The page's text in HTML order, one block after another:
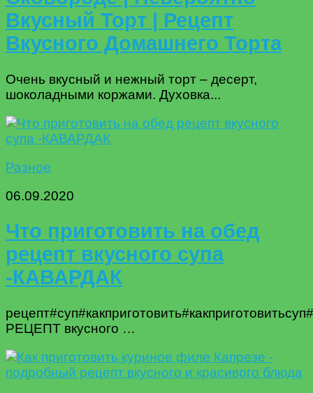
Вкусный Торт | Рецепт
Вкусного Домашнего Торта
Очень вкусный и нежный торт – десерт,
шоколадными коржами. Духовка...
Разное
06.09.2020
Что приготовить на обед
рецепт вкусного супа
-КАВАРДАК
РЕЦЕПТ вкусного …